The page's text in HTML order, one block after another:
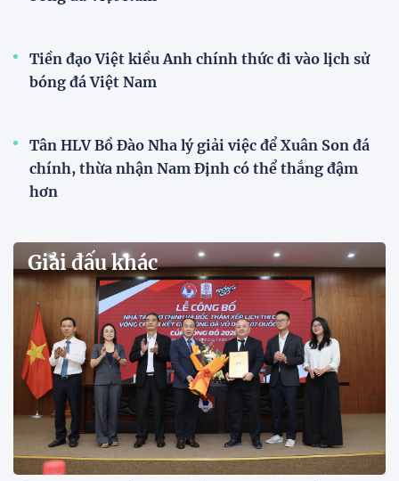
Quy tụ 12 đội bóng trẻ hàng đầu cả nước, VCK U21
Quốc gia – Cúp FPT Play 2026 hứa hẹn tạo nên cuộc
đua sôi động, đồng thời là bệ phóng cho những
gương mặt triển vọng của bóng đá Việt Nam.
Khai mạc chương trình tuyển sinh, phát hiện tài
năng bóng đá nữ
ĐKVĐ Cúp Quốc gia chiêu mộ sao trẻ của ĐT Việt